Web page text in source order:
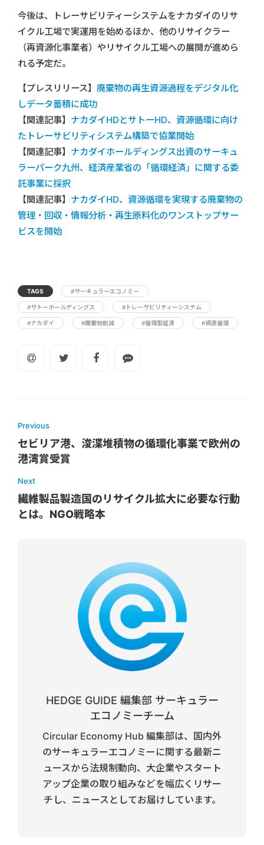
今後は、トレーサビリティーシステムをナカダイのリサ
イクル工場で実運用を始めるほか、他のリサイクラー
（再資源化事業者）やリサイクル工場への展開が進めら
れる予定だ。
【プレスリリース】 廃棄物の再生資源過程をデジタル化
しデータ蓄積に成功
【関連記事】 ナカダイHDとサトーHD、資源循環に向け
たトレーサビリティシステム構築で協業開始
【関連記事】 ナカダイホールディングス出資のサーキュ
ラーパーク九州、経済産業省の「循環経済」に関する委
託事業に採択
【関連記事】 ナカダイHD、資源循環を実現する廃棄物の
管理・回収・情報分析・再生原料化のワンストップサー
ビスを開始
TAGS #サーキュラーエコノミー
#サトーホールディングス #トレーサビリティーシステム
#ナカダイ #廃棄物削減 #循環型経済 #資源循環
Previous
セビリア港、浚渫堆積物の循環化事業で欧州の
港湾賞受賞
Next
繊維製品製造国のリサイクル拡大に必要な行動
とは。NGO戦略本
HEDGE GUIDE 編集部 サーキュラー
エコノミーチーム
Circular Economy Hub 編集部は、国内外
のサーキュラーエコノミーに関する最新ニ
ュースから法規制動向、大企業やスタート
アップ企業の取り組みなどを幅広くリサー
チし、ニュースとしてお届けしています。